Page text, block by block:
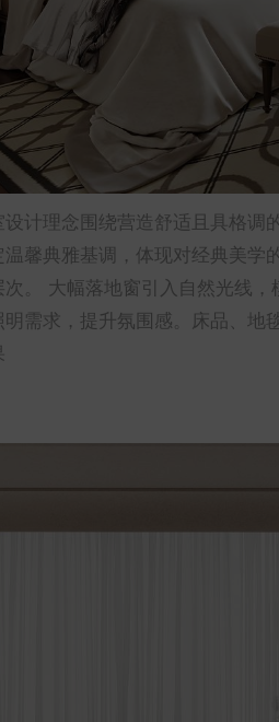
计理念围绕营造舒适且具格
馨典雅基调，体现对经典美
。 大幅落地窗引入自然光线
需求，提升氛围感。床品、